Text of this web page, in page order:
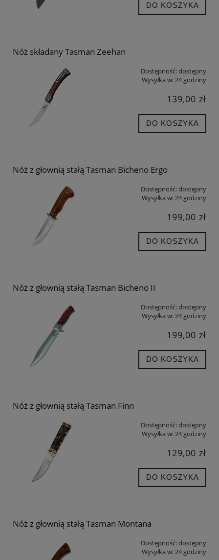
DO KOSZYKA
Nóż składany Tasman Zeehan
Dostępność:dostępny
Wysyłka w:24 godziny
139,00 zł
DO KOSZYKA
Nóż z głownią stałą Tasman Bicheno Ergo
Dostępność:dostępny
Wysyłka w:24 godziny
199,00 zł
DO KOSZYKA
Nóż z głownią stałą Tasman Bicheno II
Dostępność:dostępny
Wysyłka w:24 godziny
199,00 zł
DO KOSZYKA
Nóż z głownią stałą Tasman Finn
Dostępność:dostępny
Wysyłka w:24 godziny
129,00 zł
DO KOSZYKA
Nóż z głownią stałą Tasman Montana
Dostępność:dostępny
Wysyłka w:24 godziny